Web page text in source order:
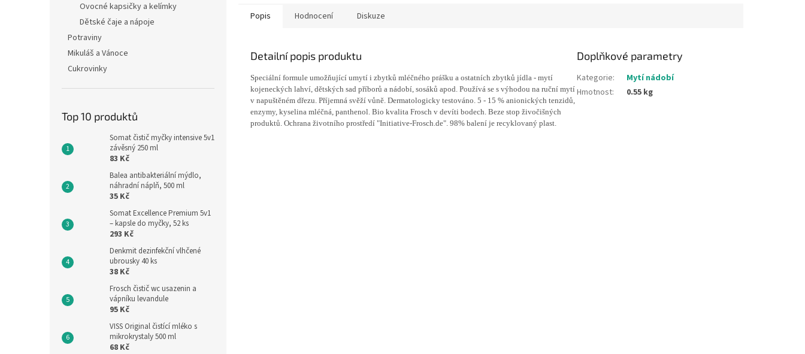
Ovocné kapsičky a kelímky
Dětské čaje a nápoje
Potraviny
Mikuláš a Vánoce
Cukrovinky
Top 10 produktů
Somat čistič myčky intensive 5v1
závěsný 250 ml
83 Kč
Balea antibakteriální mýdlo,
náhradní náplň, 500 ml
35 Kč
Somat Excellence Premium 5v1
– kapsle do myčky, 52 ks
293 Kč
Denkmit dezinfekční vlhčené
ubrousky 40 ks
38 Kč
Frosch čistič wc usazenin a
vápníku levandule
95 Kč
VISS Original čistící mléko s
mikrokrystaly 500 ml
68 Kč
Popis Hodnocení Diskuze
Detailní popis produktu
Speciální formule umožňující umytí i zbytků mléčného prášku a ostatních zbytků jídla - mytí
kojeneckých lahví, dětských sad příborů a nádobí, sosáků apod. Používá se s výhodou na ruční mytí
v napuštěném dřezu. Příjemná svěží vůně. Dermatologicky testováno. 5 - 15 % anionických tenzidů,
enzymy, kyselina mléčná, panthenol. Bio kvalita Frosch v devíti bodech. Beze stop živočišných
produktů. Ochrana životního prostředí "Initiative-Frosch.de". 98% balení je recyklovaný plast.
Doplňkové parametry
Kategorie:
Mytí nádobí
Hmotnost: 0.55 kg